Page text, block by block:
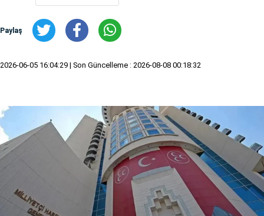
Paylaş
2026-06-05 16:04:29 | Son Güncelleme : 2026-08-08 00:18:32